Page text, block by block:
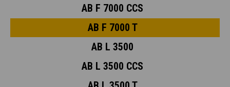
AB F 7000 CCS
AB F 7000 T
AB L 3500
AB L 3500 CCS